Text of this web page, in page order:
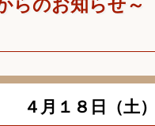
らのお知らせ～
４月１８日（土